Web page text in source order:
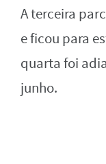
A terceira
e ficou para
quarta foi
junho.